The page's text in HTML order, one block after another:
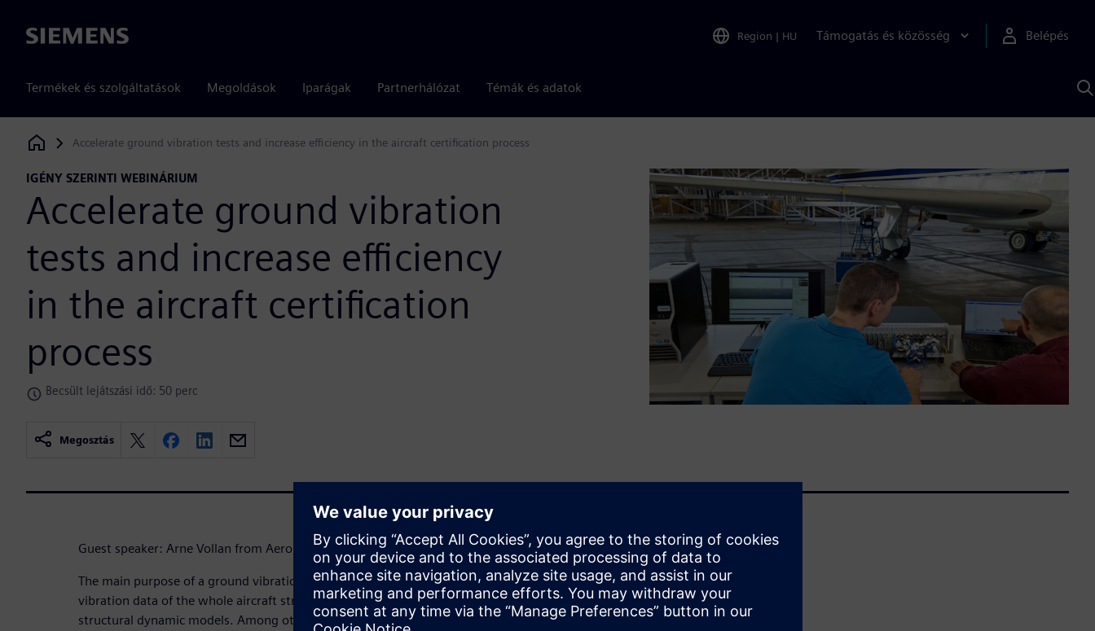
Siemens Region | HU Támogatás és közösség Belépés
Termékek és szolgáltatások Megoldások Iparágak Partnerhálózat Témák és adatok
Siemens Digital Industries Software
Accelerate ground vibration tests and increase efficiency in the aircraft certification process
IGÉNY SZERINTI WEBINÁRIUM
Accelerate ground vibration
tests and increase efficiency
in the aircraft certification
process
Becsült lejátszási idő: 50 perc
Megosztás
Guest speaker: Arne Vollan from AeroFEM GmbH
The main purpose of a ground vibration test (GVT) is to obtain experimental
vibration data of the whole aircraft structure for validating and improving its
structural dynamic models. Among other things, these models are used to